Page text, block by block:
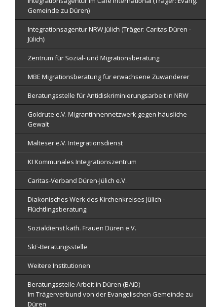
Gemeinde zu Düren)
Integrationsagentur NRW Jülich (Träger: Caritas Düren -
Jülich)
Zentrum für Sozial- und Migrationsberatung
MBE Migrationsberatung für erwachsene Zuwanderer
Beratungsstelle für Antidiskriminierungsarbeit in NRW
Goldrute e.V. Migrantinnennetzwerk gegen häusliche
Gewalt
Malteser e.V. Integrationsdienst
KI Kommunales Integrationszentrum
Caritas-Verband Düren-Jülich e.V.
Diakonisches Werk des Kirchenkreises Jülich -
Flüchtlingsberatung
Sozialdienst kath. Frauen Düren e.V.
SkF-Beratungsstelle
Weitere Institutionen
Beratungsstelle Arbeit in Düren (BAiD)
Im Trägerverbund von der Evangelischen Gemeinde zu
Düren